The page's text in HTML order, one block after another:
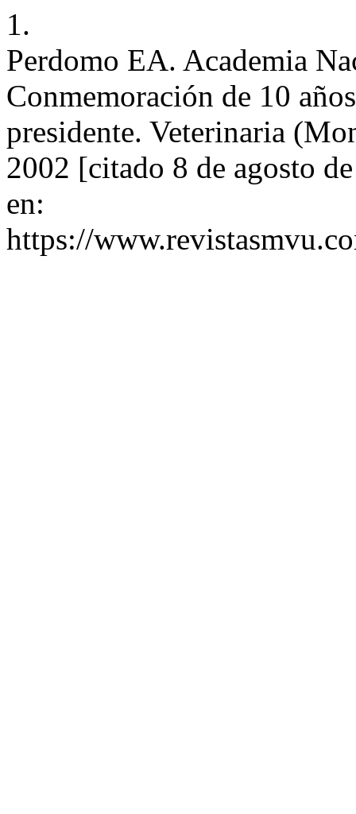
1.
Perdomo EA. Academia
Conmemoración de 10
presidente. Veterinaria
2002 [citado 8 de agosto
en:
https://